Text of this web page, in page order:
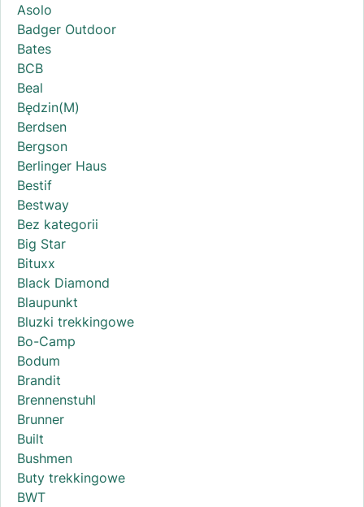
Asolo
Badger Outdoor
Bates
BCB
Beal
Będzin(M)
Berdsen
Bergson
Berlinger Haus
Bestif
Bestway
Bez kategorii
Big Star
Bituxx
Black Diamond
Blaupunkt
Bluzki trekkingowe
Bo-Camp
Bodum
Brandit
Brennenstuhl
Brunner
Built
Bushmen
Buty trekkingowe
BWT